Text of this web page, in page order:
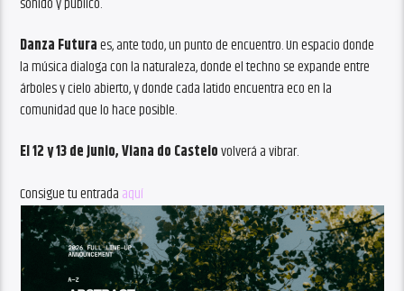
Danza Futuraes, ante todo, un punto de encuentro. Un espacio donde
la música dialoga con la naturaleza, donde el techno se expande entre
árboles y cielo abierto, y donde cada latido encuentra eco en la
comunidad que lo hace posible.
El 12 y 13 de junio, Viana do Castelovolverá a vibrar.
Consigue tu entrada aquí